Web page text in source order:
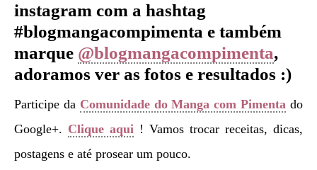
instagram com a hashtag
#blogmangacompimenta e também
marque @blogmangacompimenta,
adoramos ver as fotos e resultados :)
Participe da Comunidade do Manga com Pimenta do
Google+. Clique aqui ! Vamos trocar receitas, dicas,
postagens e até prosear um pouco.